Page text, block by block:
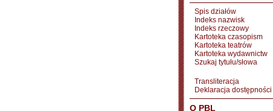
Spis działów
Indeks nazwisk
Indeks rzeczowy
Kartoteka czasopism
Kartoteka teatrów
Kartoteka wydawnictw
Szukaj tytułu/słowa
Transliteracja
Deklaracja dostępności
O PBL